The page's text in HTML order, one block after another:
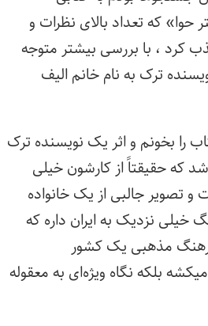
حوا» که تعداد بالای نظرات و
کرد ، با بررسی بیشتر متوجه
ترک به نام خانم الیف
را بخونم و اثر یک نویسنده ترک
که حقیقتاً از کارشون خیلی
تصویر جالبی از یک خانواده
خیلی نزدیک به ایران داره که
فرهنگ مذهبی یک کشور
بلکه نگاه ویژه‌ای به معقوله